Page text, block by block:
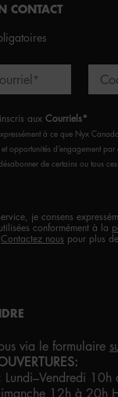
CONTACT
*
aux Courriels*
à ce que Nyx
opportunités d’engagement par
de certains ou tous
je consens
conformément à la
Contactez nous pour plus
via le formulaire
Lundi–Vendredi
12h à 20h